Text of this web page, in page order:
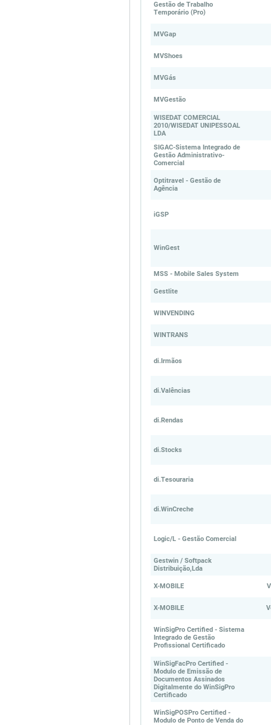
Gestão de Trabalho
Temporário (Pro)
MVGap
MVShoes
MVGás
MVGestão
WISEDAT COMERCIAL
2010/WISEDAT UNIPESSOAL
LDA
SIGAC-Sistema Integrado de
Gestão Administrativo-
Comercial
Optitravel - Gestão de
Agência
iGSP
WinGest
MSS - Mobile Sales System
Gestlite
WINVENDING
WINTRANS
di.Irmãos
di.Valências
di.Rendas
di.Stocks
di.Tesouraria
di.WinCreche
Logic/L - Gestão Comercial
Gestwin / Softpack
Distribuição,Lda
X-MOBILE
X-MOBILE
WinSigPro Certified - Sistema
Integrado de Gestão
Profissional Certificado
WinSigFacPro Certified -
Modulo de Emissão de
Documentos Assinados
Digitalmente do WinSigPro
Certificado
WinSigPOSPro Certified -
Modulo de Ponto de Venda do